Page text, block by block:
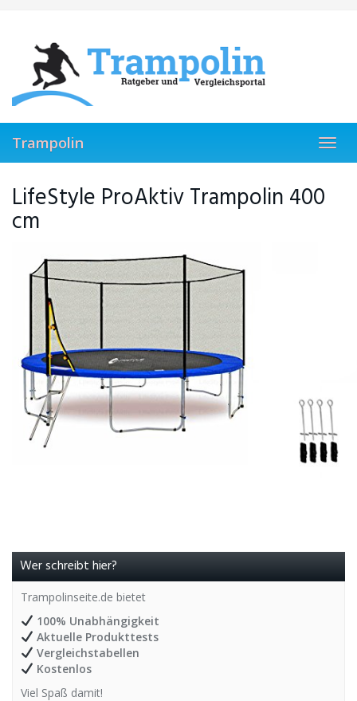
content
Trampolin
LifeStyle ProAktiv Trampolin 400
cm
Wer schreibt hier?
Trampolinseite.de bietet
100% Unabhängigkeit
Aktuelle Produkttests
Vergleichstabellen
Kostenlos
Viel Spaß damit!